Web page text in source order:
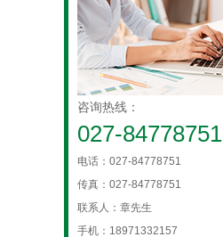
咨询热线：
027-84778751
电话：027-84778751
传真：027-84778751
联系人：章先生
手机：18971332157